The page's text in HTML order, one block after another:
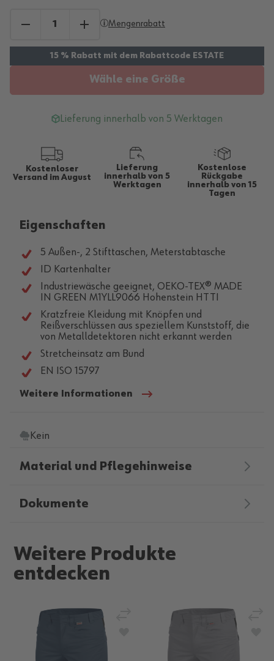
Mengenrabatt
Wähle eine Größe
Lieferung innerhalb von 5 Werktagen
Kostenloser
Versand im August
Lieferung
innerhalb von 5
Werktagen
Kostenlose
Rückgabe
innerhalb von 15
Tagen
Eigenschaften
5 Außen-, 2 Stifttaschen, Meterstabtasche
ID Kartenhalter
Industriewäsche geeignet, OEKO-TEX® MADE
IN GREEN M1YLL9066 Hohenstein HTTI
Kratzfreie Kleidung mit Knöpfen und
Reißverschlüssen aus speziellem Kunststoff, die
von Metalldetektoren nicht erkannt werden
Stretcheinsatz am Bund
EN ISO 15797
Weitere Informationen
Kein
Material und Pflegehinweise
Dokumente
Weitere Produkte
entdecken
Zur Wunschliste hinzufügen